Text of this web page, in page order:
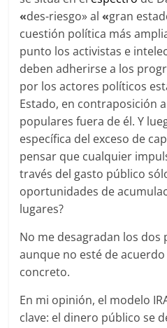
«des-riesgo» al«gran
cuestión política más
punto los activistas e
deben adherirse a los
por los actores políticos
Estado, en contraposición
populares fuera de él. Y
específica del exceso de
pensar que cualquier
través del gasto público
oportunidades de
lugares?
No me desagradan los
aunque no esté de
concreto.
En mi opinión, el modelo
clave: el dinero público se